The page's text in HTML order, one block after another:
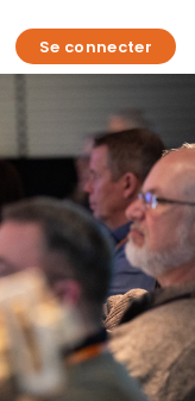
Se connecter